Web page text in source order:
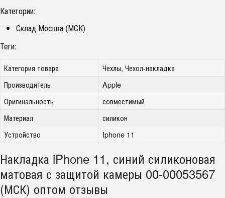
Категории:
Склад Москва (МСК)
Теги:
Категория товара
Чехлы, Чехол-накладка
Производитель
Apple
Оригинальность
совместимый
Материал
силикон
Устройство
Iphone 11
Накладка iPhone 11, синий силиконовая
матовая с защитой камеры 00-00053567
(МСК) оптом отзывы